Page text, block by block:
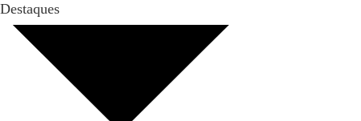
Destaques